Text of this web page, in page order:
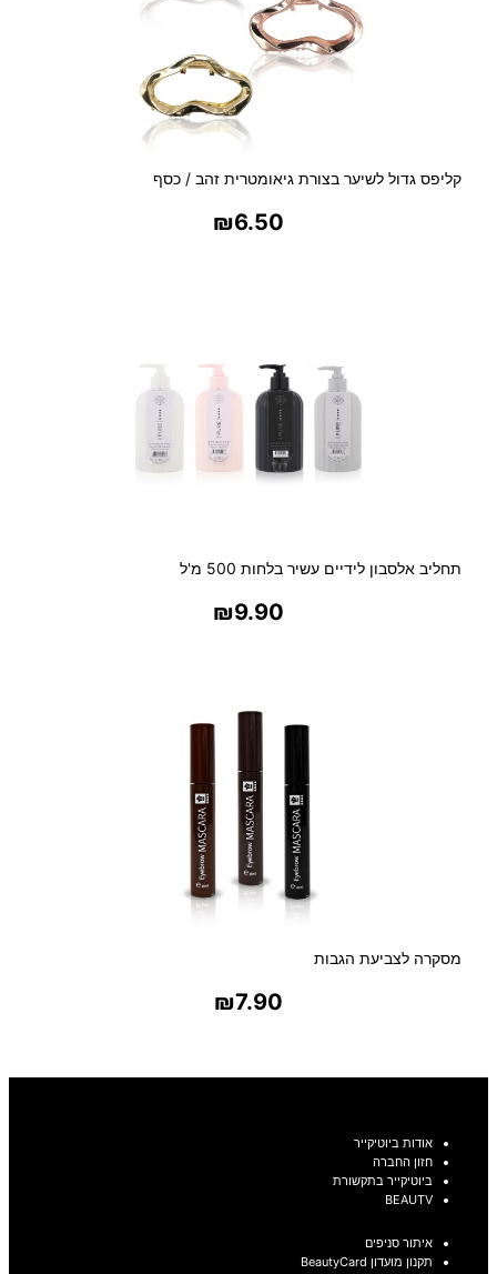
קליפס גדול לשיער בצורת גיאומטרית זהב / כסף
₪6.50
תחליב אלסבון לידיים עשיר בלחות 500 מ'ל
₪9.90
מסקרה לצביעת הגבות
₪7.90
אודות ביוטיקייר
חזון החברה
ביוטיקייר בתקשורת
BEAUTV
איתור סניפים
תקנון מועדון BeautyCard